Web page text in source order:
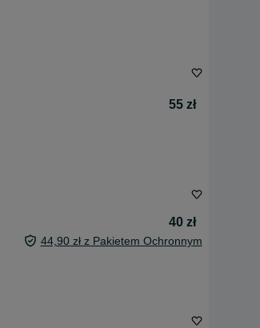
55 zł
40 zł
44,90 zł z Pakietem Ochronnym